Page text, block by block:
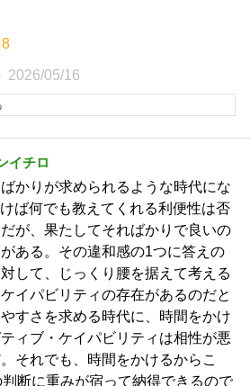
2026/05/16
イチロ
かりが求められるような時代にな
ば何でも教えてくれる利便性は否
が、果たしてそればかりで良いの
ある。その違和感の1つに答えの
して、じっくり腰を据えて考える
イパビリティの存在があるのだと
すさを求める時代に、時間をかけ
ィブ・ケイパビリティは相性が悪
それでも、時間をかけるからこ
断に重みが宿って納得できるので